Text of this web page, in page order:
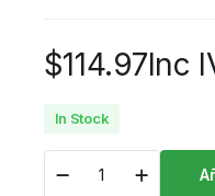
$114.97Inc
In Stock